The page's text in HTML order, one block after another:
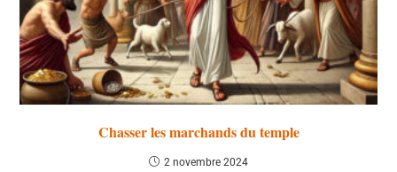
Chasser les marchands du temple
2 novembre 2024